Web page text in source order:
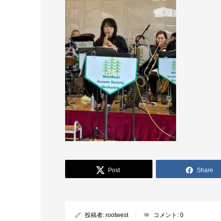
Post Share
投稿者: rootwest コメント: 0